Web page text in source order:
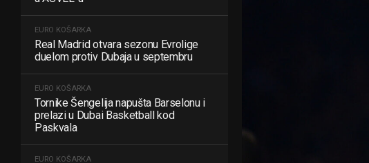
EURO KOŠARKA
Real Madrid otvara sezonu Evrolige
duelom protiv Dubaja u septembru
EURO KOŠARKA
Tornike Šengelija napušta Barselonu i
prelazi u Dubai Basketball kod
Paskvala
EURO KOŠARKA